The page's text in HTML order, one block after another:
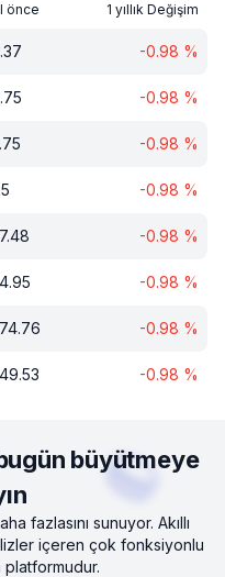
önce 1 yıllık Değişim
-0.98 %
-0.98 %
-0.98 %
-0.98 %
-0.98 %
-0.98 %
-0.98 %
-0.98 %
büyütmeye
fazlasını sunuyor. Akıllı
içeren çok fonksiyonlu